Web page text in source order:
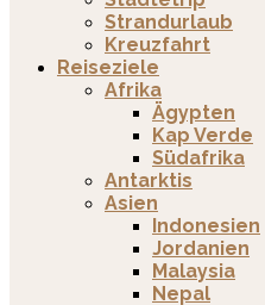
Strandurlaub
Kreuzfahrt
Reiseziele
Afrika
Ägypten
Kap Verde
Südafrika
Antarktis
Asien
Indonesien
Jordanien
Malaysia
Nepal